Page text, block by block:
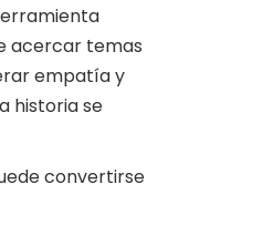
acercar temas
empatía y
historia se
convertirse